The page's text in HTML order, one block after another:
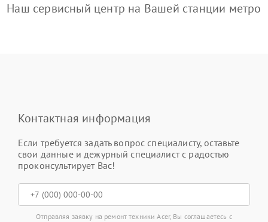
Наш сервисный центр на Вашей станции метро
Контактная информация
Если требуется задать вопрос специалисту, оставьте
свои данные и дежурный специалист с радостью
проконсультирует Вас!
Отправляя заявку на ремонт техники Acer, Вы соглашаетесь с